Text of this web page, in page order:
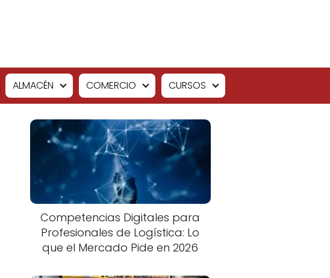
ALMACÉN COMERCIO CURSOS
Competencias Digitales para
Profesionales de Logística: Lo
que el Mercado Pide en 2026